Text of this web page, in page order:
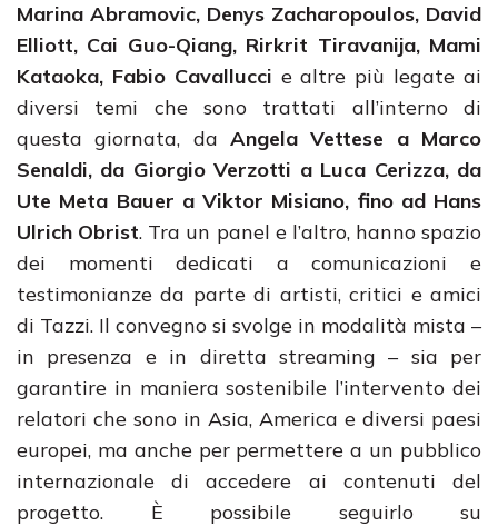
Marina Abramovic, Denys Zacharopoulos, David
Elliott, Cai Guo-Qiang, Rirkrit Tiravanija, Mami
Kataoka, Fabio Cavallucci e altre più legate ai
diversi temi che sono trattati all’interno di
questa giornata, da Angela Vettese a Marco
Senaldi, da Giorgio Verzotti a Luca Cerizza, da
Ute Meta Bauer a Viktor Misiano, fino ad Hans
Ulrich Obrist. Tra un panel e l’altro, hanno spazio
dei momenti dedicati a comunicazioni e
testimonianze da parte di artisti, critici e amici
di Tazzi. Il convegno si svolge in modalità mista –
in presenza e in diretta streaming – sia per
garantire in maniera sostenibile l’intervento dei
relatori che sono in Asia, America e diversi paesi
europei, ma anche per permettere a un pubblico
internazionale di accedere ai contenuti del
progetto. È possibile seguirlo su